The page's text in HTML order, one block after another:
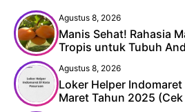
Agustus 8, 2026
Manis Sehat! Rahasia
Tropis untuk Tubuh
Agustus 8, 2026
Loker Helper
Maret Tahun 2025